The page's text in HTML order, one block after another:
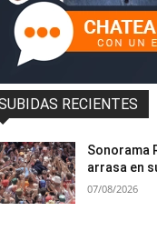
RECIENTES
Sonorama
arrasa en
07/08/2026